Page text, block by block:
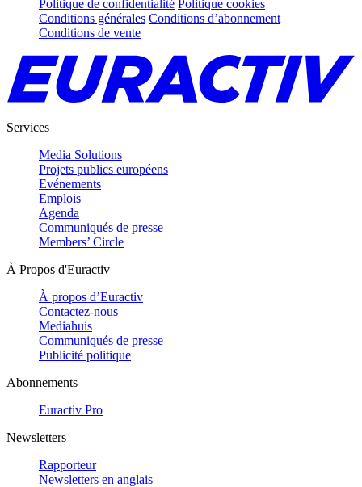
Politique de confidentialité Politique cookies
Conditions générales Conditions d’abonnement
Conditions de vente
Services
Media Solutions
Projets publics européens
Evénements
Emplois
Agenda
Communiqués de presse
Members’ Circle
À Propos d'Euractiv
À propos d’Euractiv
Contactez-nous
Mediahuis
Communiqués de presse
Publicité politique
Abonnements
Euractiv Pro
Newsletters
Rapporteur
Newsletters en anglais